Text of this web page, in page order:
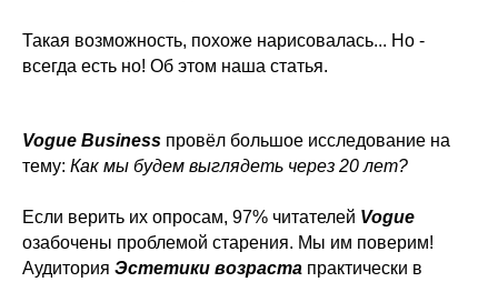
Такая возможность, похоже нарисовалась... Но -
всегда есть но! Об этом наша статья.
Vogue Business провёл большое исследование на
тему: Как мы будем выглядеть через 20 лет?
Если верить их опросам, 97% читателей Vogue
озабочены проблемой старения. Мы им поверим!
Аудитория Эстетики возраста практически в